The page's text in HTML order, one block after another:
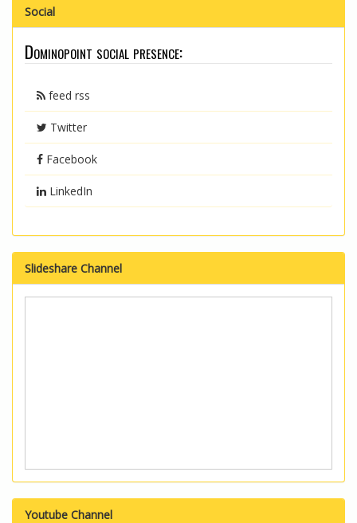
Social
Dominopoint social presence:
feed rss
Twitter
Facebook
LinkedIn
Slideshare Channel
Youtube Channel